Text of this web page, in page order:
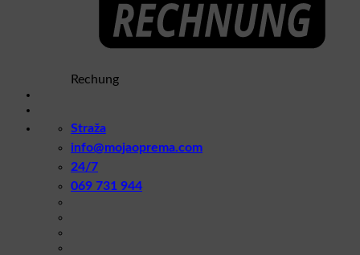
Rechung
Straža
info@mojaoprema.com
24/7
069 731 944